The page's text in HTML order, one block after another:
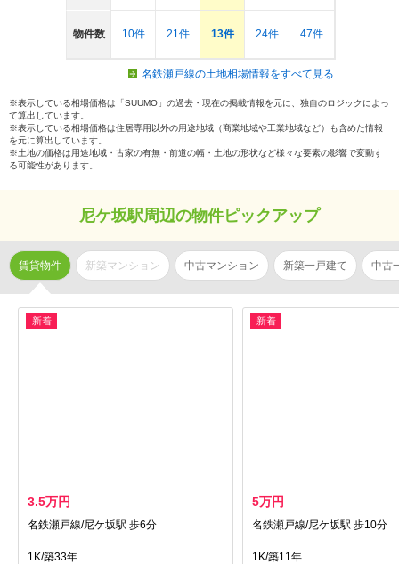
物件数 10件 21件 13件 24件 47件
名鉄瀬戸線の土地相場情報をすべて見る
※表示している相場価格は「SUUMO」の過去・現在の掲載情報を元に、独自のロジックによっ
て算出しています。
※表示している相場価格は住居専用以外の用途地域（商業地域や工業地域など）も含めた情報
を元に算出しています。
※土地の価格は用途地域・古家の有無・前道の幅・土地の形状など様々な要素の影響で変動す
る可能性があります。
尼ケ坂駅周辺の物件ピックアップ
賃貸物件 新築マンション 中古マンション 新築一戸建て 中古
新着
3.5万円
名鉄瀬戸線/尼ケ坂駅 歩6分
1K/築33年
新着
5万円
名鉄瀬戸線/尼ケ坂駅 歩10分
1K/築11年